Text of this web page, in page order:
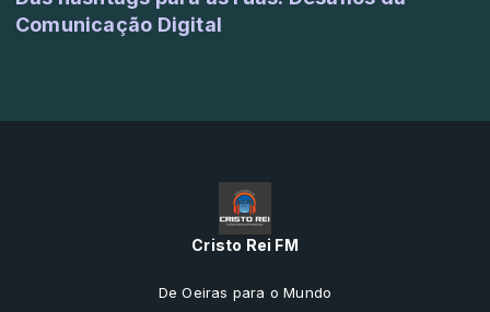
Comunicação Digital
Cristo Rei FM
De Oeiras para o Mundo